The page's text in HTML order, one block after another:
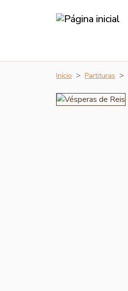
Início Partituras